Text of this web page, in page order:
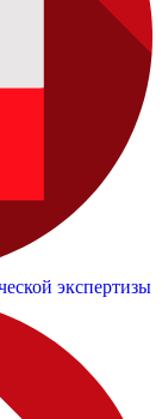
экспертизы